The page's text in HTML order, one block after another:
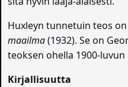
Huxleyn tunnetuin teos
maailma(1932). Se on
teoksen ohella 1900-
Kirjallisuutta